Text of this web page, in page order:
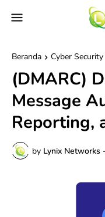
Beranda Cyber Security
(DMARC)
Message
Reporting,
by Lynix Networks -